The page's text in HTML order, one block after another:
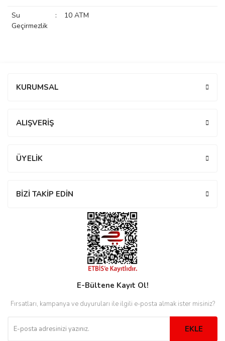
Su
Geçirmezlik
: 10 ATM
KURUMSAL
ALIŞVERİŞ
ÜYELİK
BİZİ TAKİP EDİN
E-Bültene Kayıt Ol!
Fırsatları, kampanya ve duyuruları ile ilgili e-posta almak ister misiniz?
EKLE